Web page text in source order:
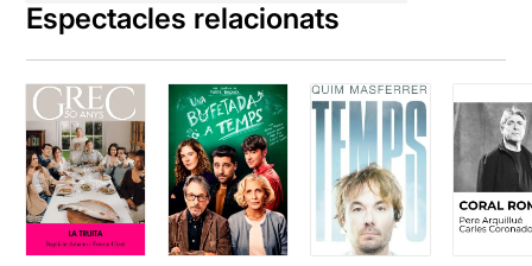
Espectacles relacionats